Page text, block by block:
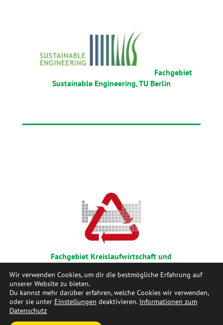
Fachgebiet
Sustainable Engineering, TU Berlin
Fachgebiet Kreislaufwirtschaft und
Wir verwenden Cookies, um dir die bestmögliche Erfahrung auf
unserer Website zu bieten.
Du kannst mehr darüber erfahren, welche Cookies wir verwenden,
oder sie unter Einstellungen deaktivieren. Informationen zum
Datenschutz